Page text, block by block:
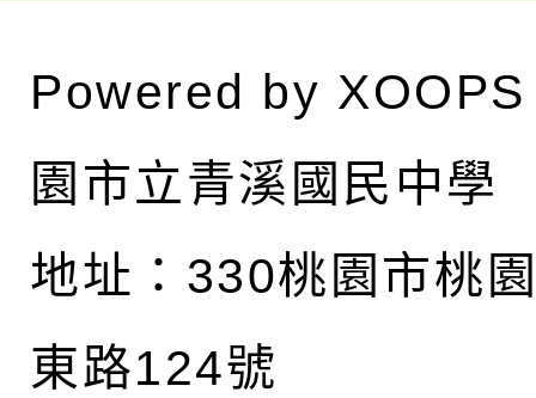
Powered by XOOPS
園市立青溪國民中學
地址： 330桃園市桃
東路124號